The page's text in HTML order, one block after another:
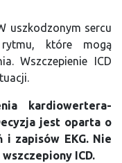
uszkodzonym sercu
które mogą
Wszczepienie ICD
kardiowertera-
jest oparta o
i zapisów EKG. Nie
ICD.